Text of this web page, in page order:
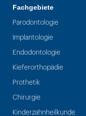
Fachgebiete
Parodontologie
Implantologie
Endodontologie
Kieferorthopädie
Prothetik
Chirurgie
Kinderzahnheilkunde